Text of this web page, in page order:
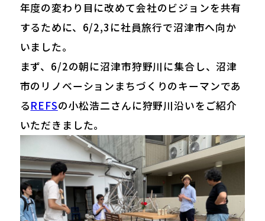
年度の変わり目に改めて会社のビジョンを共有
するために、6/2,3に社員旅行で沼津市へ向か
いました。
まず、6/2の朝に沼津市狩野川に集合し、沼津
市のリノベーションまちづくりのキーマンであ
るREFSの小松浩二さんに狩野川沿いをご紹介
いただきました。